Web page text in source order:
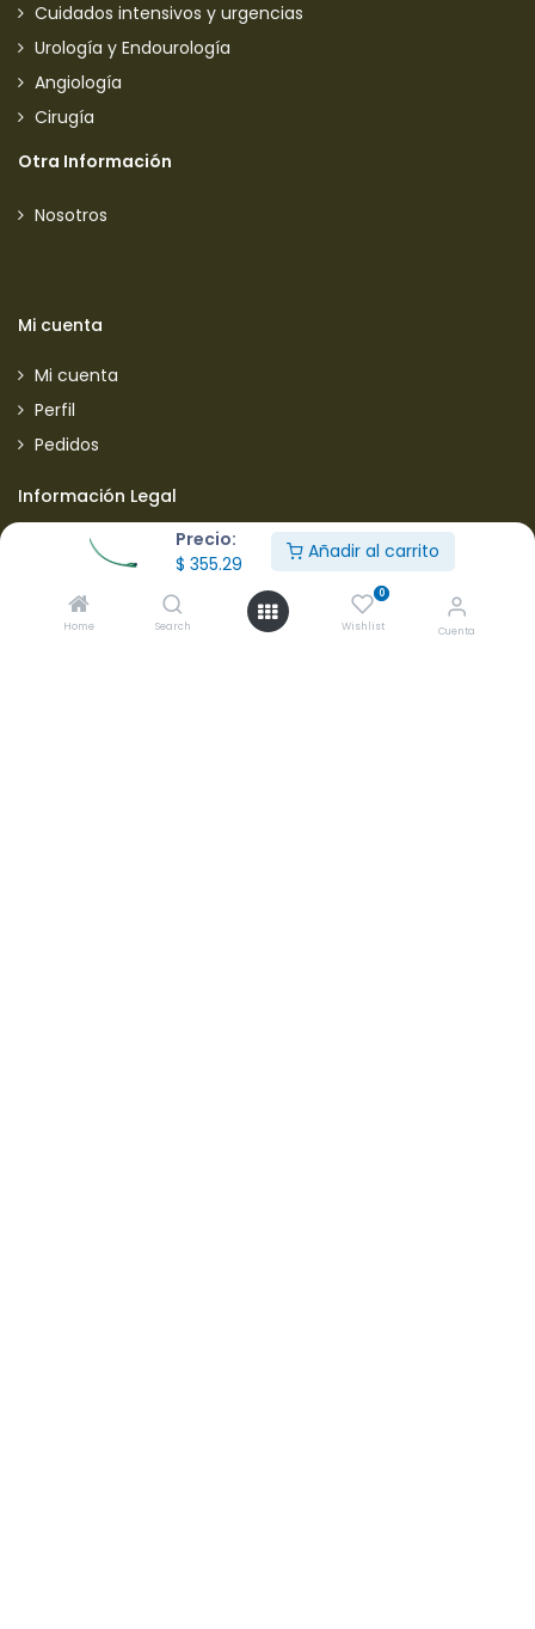
Precio:
$ 355.29
Añadir al carrito
Home Search
0
Wishlist Cuenta
Cuidados intensivos y urgencias
Urología y Endourología
Angiología
Cirugía
Otra Información
Nosotros
Mi cuenta
Mi cuenta
Perfil
Pedidos
Información Legal
Aviso de privacidad
Política de garantias